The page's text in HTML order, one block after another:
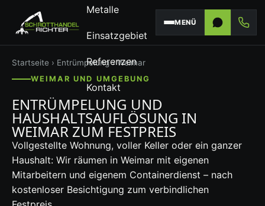
Metalle
Einsatzgebiet
Referenzen
Kontakt
MENÜ
Startseite › Entrümpelung› Weimar
WEIMAR UND UMGEBUNG
ENTRÜMPELUNG UND
HAUSHALTSAUFLÖSUNG IN
WEIMAR ZUM FESTPREIS
Vollgestellte Wohnung, voller Keller oder ein ganzer
Haushalt: Wir räumen in Weimar mit eigenen
Mitarbeitern und eigenem Containerdienst – nach
kostenloser Besichtigung zum verbindlichen